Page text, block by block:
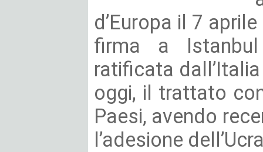
d’Europa il 7
firma a
ratificata
oggi, il trattato
Paesi, avendo
l’adesione